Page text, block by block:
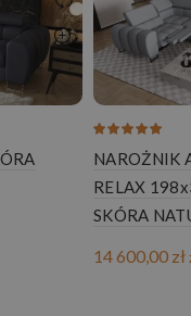
NAROŻNIK
RELAX
SKÓRA
14 600,00 zł